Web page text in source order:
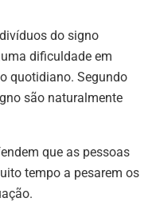
do signo
dificuldade em
quotidiano. Segundo
são naturalmente
que as pessoas
tempo a pesarem os